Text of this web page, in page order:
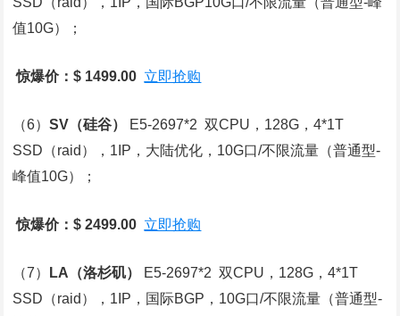
值10G）；
惊爆价：$ 1499.00 立即抢购
（6）SV （硅谷）
E5-2697*2 双CPU，128G，4*1T
SSD（raid），1IP，大陆优化，10G口/不限流量（普通型-
峰值10G）；
惊爆价：$ 2499.00 立即抢购
（7） LA （洛杉矶）
E5-2697*2 双CPU，128G，4*1T
SSD（raid），1IP，国际BGP，10G口/不限流量（普通型-